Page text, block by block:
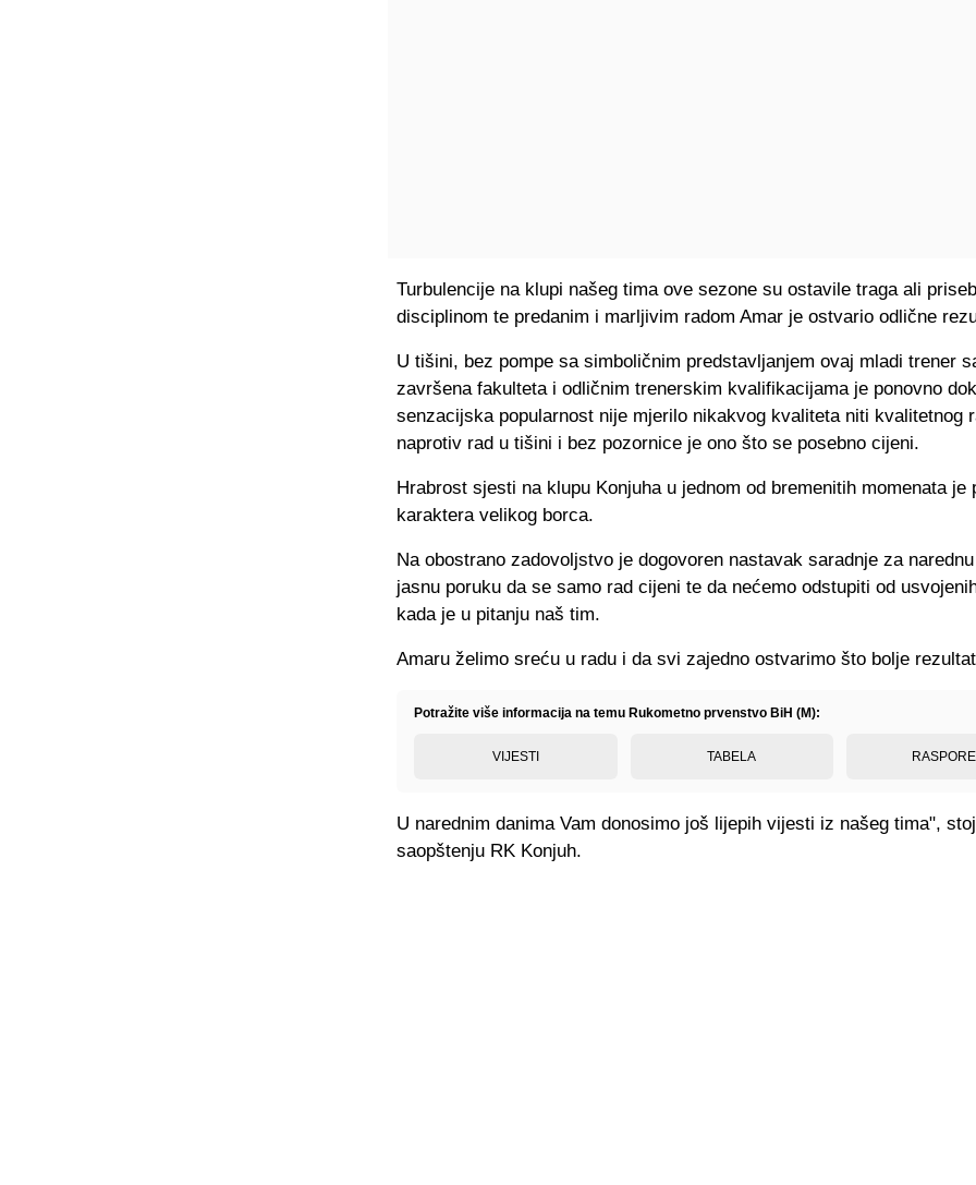
Turbulencije na klupi našeg tima ove sezone su ostavile traga ali
disciplinom te predanim i marljivim radom Amar je ostvario odlične
U tišini, bez pompe sa simboličnim predstavljanjem ovaj mladi trener
završena fakulteta i odličnim trenerskim kvalifikacijama je ponovno
senzacijska popularnost nije mjerilo nikakvog kvaliteta niti kvalitetnog
naprotiv rad u tišini i bez pozornice je ono što se posebno cijeni.
Hrabrost sjesti na klupu Konjuha u jednom od bremenitih momenata je
karaktera velikog borca.
Na obostrano zadovoljstvo je dogovoren nastavak saradnje za
jasnu poruku da se samo rad cijeni te da nećemo odstupiti od
kada je u pitanju naš tim.
Amaru želimo sreću u radu i da svi zajedno ostvarimo što bolje
Potražite više informacija na temu Rukometno prvenstvo BiH (M):
VIJESTI TABELA
U narednim danima Vam donosimo još lijepih vijesti iz našeg tima",
saopštenju RK Konjuh.